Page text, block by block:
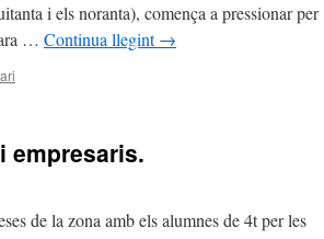
i els noranta), comença a pressionar per
… Continua llegint→
empresaris.
de la zona amb els alumnes de 4t per les